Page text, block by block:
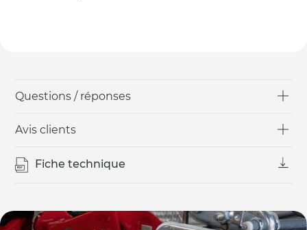
Questions / réponses
Avis clients
Fiche technique